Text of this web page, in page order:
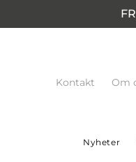
Kontakt Om
Nyheter